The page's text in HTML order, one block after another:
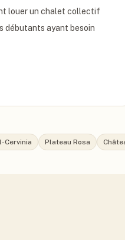
louer un chalet collectif
débutants ayant besoin
Cervinia Plateau Rosa